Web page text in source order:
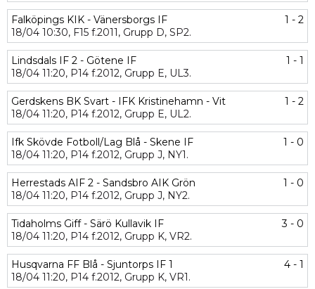
Falköpings KIK - Vänersborgs IF
1 - 2
18/04 10:30, F15 f.2011, Grupp D, SP2.
Lindsdals IF 2 - Götene IF
1 - 1
18/04 11:20, P14 f.2012, Grupp E, UL3.
Gerdskens BK Svart - IFK Kristinehamn - Vit
1 - 2
18/04 11:20, P14 f.2012, Grupp E, UL2.
Ifk Skövde Fotboll/Lag Blå - Skene IF
1 - 0
18/04 11:20, P14 f.2012, Grupp J, NY1.
Herrestads AIF 2 - Sandsbro AIK Grön
1 - 0
18/04 11:20, P14 f.2012, Grupp J, NY2.
Tidaholms Giff - Särö Kullavik IF
3 - 0
18/04 11:20, P14 f.2012, Grupp K, VR2.
Husqvarna FF Blå - Sjuntorps IF 1
4 - 1
18/04 11:20, P14 f.2012, Grupp K, VR1.